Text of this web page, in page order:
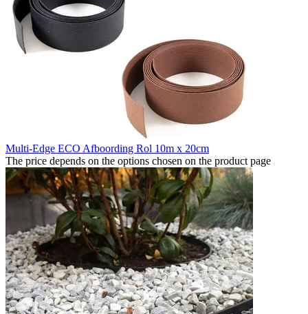
Multi-Edge ECO Afboording Rol 10m x 20cm
The price depends on the options chosen on the product page